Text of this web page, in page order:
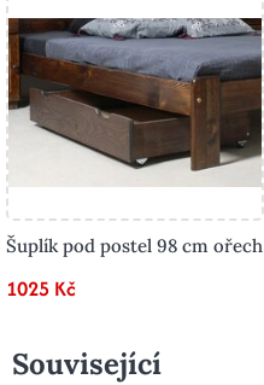
Šuplík pod postel 98 cm ořech
1025 Kč
Související